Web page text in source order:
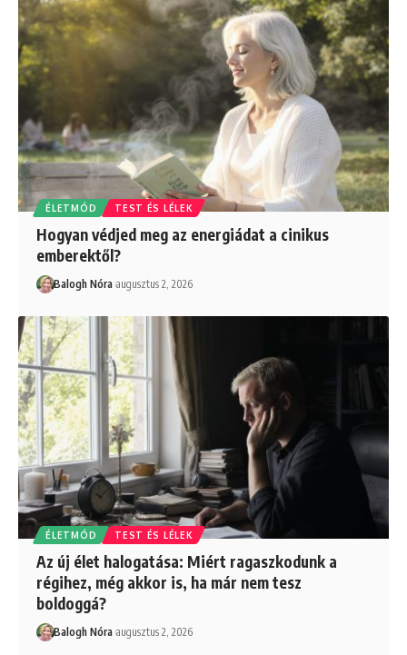
ÉLETMÓD TEST ÉS LÉLEK
Hogyan védjed meg az energiádat a cinikus
emberektől?
Balogh Nóra augusztus 2, 2026
ÉLETMÓD TEST ÉS LÉLEK
Az új élet halogatása: Miért ragaszkodunk a
régihez, még akkor is, ha már nem tesz
boldoggá?
Balogh Nóra augusztus 2, 2026